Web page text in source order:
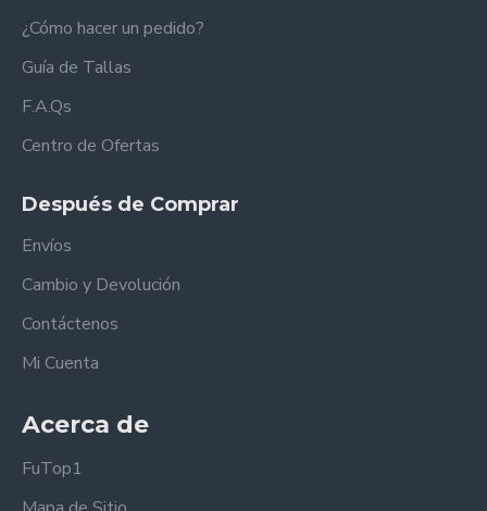
¿Cómo hacer un pedido?
Guía de Tallas
F.A.Qs
Centro de Ofertas
Después de Comprar
Envíos
Cambio y Devolución
Contáctenos
Mi Cuenta
Acerca de
FuTop1